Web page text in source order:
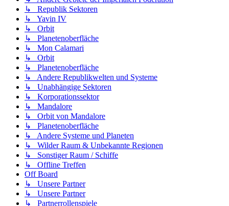
↳ Republik Sektoren
↳ Yavin IV
↳ Orbit
↳ Planetenoberfläche
↳ Mon Calamari
↳ Orbit
↳ Planetenoberfläche
↳ Andere Republikwelten und Systeme
↳ Unabhängige Sektoren
↳ Korporationssektor
↳ Mandalore
↳ Orbit von Mandalore
↳ Planetenoberfläche
↳ Andere Systeme und Planeten
↳ Wilder Raum & Unbekannte Regionen
↳ Sonstiger Raum / Schiffe
↳ Offline Treffen
Off Board
↳ Unsere Partner
↳ Unsere Partner
↳ Partnerrollenspiele